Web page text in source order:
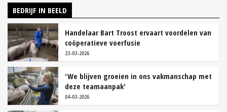
BEDRIJF IN BEELD
Handelaar Bart Troost ervaart voordelen van
coöperatieve voerfusie
23-03-2026
'We blijven groeien in ons vakmanschap met
deze teamaanpak'
04-03-2026